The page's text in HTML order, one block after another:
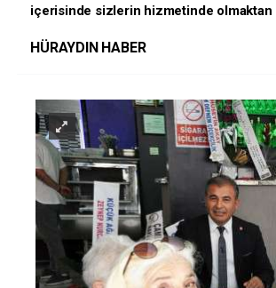
içerisinde sizlerin hizmetinde
HÜRAYDIN HABER